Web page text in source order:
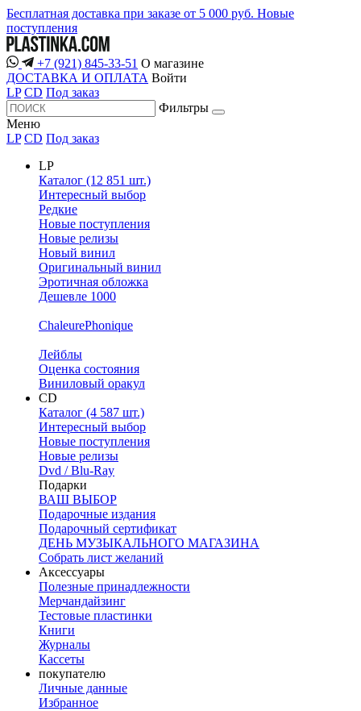
Бесплатная доставка при заказе от 5 000 руб. Новые
поступления
+7 (921) 845-33-51 О магазине
ДОСТАВКА И ОПЛАТА Войти
LP CD Под заказ
Фильтры
Меню
LP CD Под заказ
LP
Каталог (12 851 шт.)
Интересный выбор
Редкие
Новые поступления
Новые релизы
Новый винил
Оригинальный винил
Эротичная обложка
Дешевле 1000
ChaleurePhonique
Лейблы
Оценка состояния
Виниловый оракул
CD
Каталог (4 587 шт.)
Интересный выбор
Новые поступления
Новые релизы
Dvd / Blu-Ray
Подарки
ВАШ ВЫБОР
Подарочные издания
Подарочный сертификат
ДЕНЬ МУЗЫКАЛЬНОГО МАГАЗИНА
Собрать лист желаний
Аксессуары
Полезные принадлежности
Мерчандайзинг
Тестовые пластинки
Книги
Журналы
Кассеты
покупателю
Личные данные
Избранное